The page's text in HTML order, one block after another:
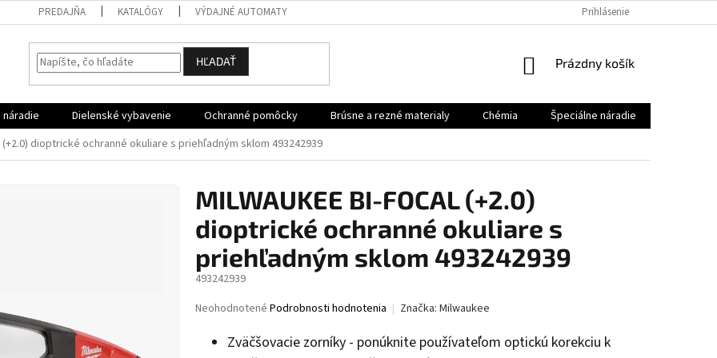
PREDAJŇA KATALÓGY VÝDAJNÉ AUTOMATY Prihlásenie
HĽADAŤ
NÁKUPNÝ
Prázdny košík
náradie Dielenské vybavenie Ochranné pomôcky Brúsne a rezné materialy Chémia Špeciálne náradie
(+2.0) dioptrické ochranné okuliare s priehľadným sklom 493242939
MILWAUKEE BI-FOCAL (+2.0)
dioptrické ochranné okuliare s
priehľadným sklom 493242939
493242939
Priemerné
produktu
Neohodnotené Podrobnosti hodnotenia Značka: Milwaukee
Zväčšovacie zorníky - ponúknite používateľom optickú korekciu k